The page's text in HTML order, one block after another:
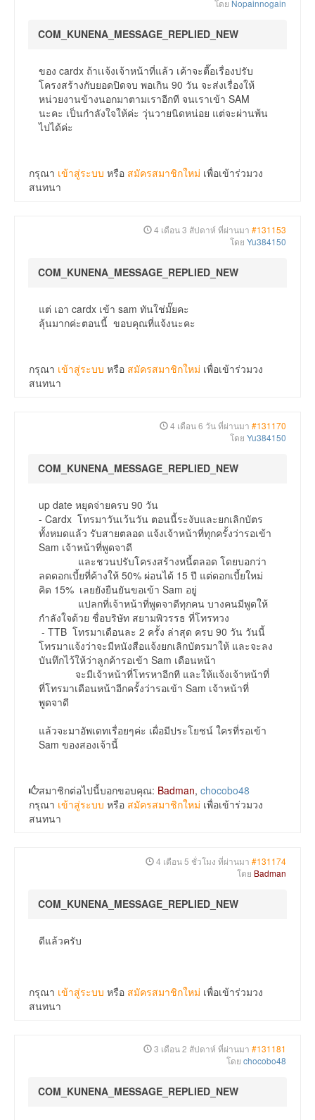
โดย Nopainnogain
COM_KUNENA_MESSAGE_REPLIED_NEW
ของ cardx ถ้าเเจ้งเจ้าหน้าที่แล้ว เค้าจะตื๊อเรื่องปรับ
โครงสร้างกับยอดปิดจบ พอเกิน 90 วัน จะส่งเรื่องให้
หน่วยงานข้างนอกมาตามเราอีกที จนเราเข้า SAM
นะคะ เป็นกำลังใจให้ค่ะ วุ่นวายนิดหน่อย แต่จะผ่านพ้น
ไปได้ค่ะ
กรุณา เข้าสู่ระบบ หรือ สมัครสมาชิกใหม่ เพื่อเข้าร่วมวง
สนทนา
4 เดือน 3 สัปดาห์ ที่ผ่านมา #131153
โดย Yu384150
COM_KUNENA_MESSAGE_REPLIED_NEW
แต่ เอา cardx เข้า sam ทันใช่มั๊ยคะ
ลุ้นมากค่ะตอนนี้ ขอบคุณที่แจ้งนะคะ
กรุณา เข้าสู่ระบบ หรือ สมัครสมาชิกใหม่ เพื่อเข้าร่วมวง
สนทนา
4 เดือน 6 วัน ที่ผ่านมา #131170
โดย Yu384150
COM_KUNENA_MESSAGE_REPLIED_NEW
up date หยุดจ่ายครบ 90 วัน
- Cardx โทรมาวันเว้นวัน ตอนนี้ระงับและยกเลิกบัตร
ทั้งหมดแล้ว รับสายตลอด แจ้งเจ้าหน้าที่ทุกครั้งว่ารอเข้า
Sam เจ้าหน้าที่พูดจาดี
และชวนปรับโครงสร้างหนี้ตลอด โดยบอกว่า
ลดดอกเบี้ยที่ค้างให้ 50% ผ่อนได้ 15 ปี แต่ดอกเบี้ยใหม่
คิด 15% เลยยังยืนยันขอเข้า Sam อยู่
แปลกที่เจ้าหน้าที่พูดจาดีทุกคน บางคนมีพูดให้
กำลังใจด้วย ชื่อบริษัท สยามพิวรรธ ที่โทรทวง
- TTB โทรมาเดือนละ 2 ครั้ง ล่าสุด ครบ 90 วัน วันนี้
โทรมาแจ้งว่าจะมีหนังสือแจ้งยกเลิกบัตรมาให้ และจะลง
บันทึกไว้ให้ว่าลูกค้ารอเข้า Sam เดือนหน้า
จะมีเจ้าหน้าที่โทรหาอีกที และให้แจ้งเจ้าหน้าที่
ที่โทรมาเดือนหน้าอีกครั้งว่ารอเข้า Sam เจ้าหน้าที่
พูดจาดี
แล้วจะมาอัพเดทเรื่อยๆค่ะ เผื่อมีประโยชน์ ใครที่รอเข้า
Sam ของสองเจ้านี้
สมาชิกต่อไปนี้บอกขอบคุณ: Badman, chocobo48
กรุณา เข้าสู่ระบบ หรือ สมัครสมาชิกใหม่ เพื่อเข้าร่วมวง
สนทนา
4 เดือน 5 ชั่วโมง ที่ผ่านมา #131174
โดย Badman
COM_KUNENA_MESSAGE_REPLIED_NEW
ดีแล้วครับ
กรุณา เข้าสู่ระบบ หรือ สมัครสมาชิกใหม่ เพื่อเข้าร่วมวง
สนทนา
3 เดือน 2 สัปดาห์ ที่ผ่านมา #131181
โดย chocobo48
COM_KUNENA_MESSAGE_REPLIED_NEW